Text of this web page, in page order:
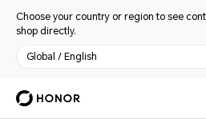
Choose your country or region to see
shop directly.
Global / English